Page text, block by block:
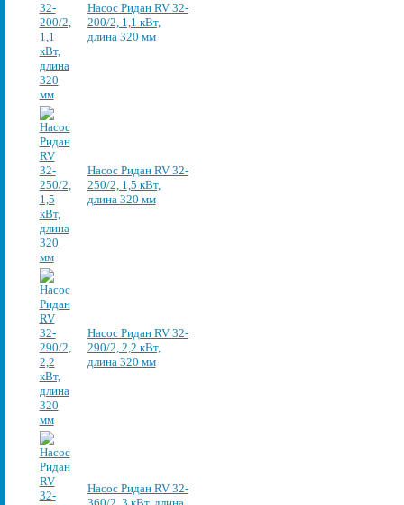
Насос Ридан RV 32-
200/2, 1,1 кВт,
длина 320 мм
Насос Ридан RV 32-
250/2, 1,5 кВт,
длина 320 мм
Насос Ридан RV 32-
290/2, 2,2 кВт,
длина 320 мм
Насос Ридан RV 32-